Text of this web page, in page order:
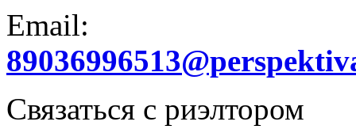
Email:
Связаться с риэлтором